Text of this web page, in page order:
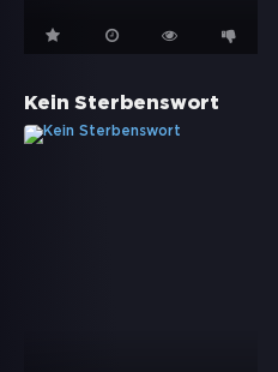
Kein Sterbenswort